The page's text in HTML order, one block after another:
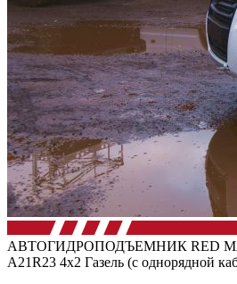
АВТОГИДРОПОДЪЕМНИК RED
А21R23 4х2 Газель (с однорядной